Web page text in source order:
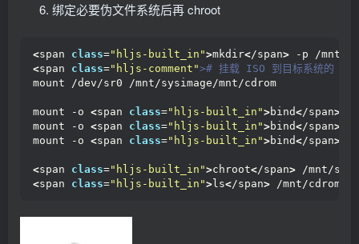
绑定必要伪文件系统后再 chroot
<span class="hljs-built_in">mkdir</span> -p /mnt/
<span class="hljs-comment"># 挂载 ISO 到目标系统的 /
mount /dev/sr0 /mnt/sysimage/mnt/cdrom
mount -o <span class="hljs-built_in">bind</span>
mount -o <span class="hljs-built_in">bind</span>
mount -o <span class="hljs-built_in">bind</span>
<span class="hljs-built_in">chroot</span> /mnt/
<span class="hljs-built_in"> ls</span> /mnt/cdrom/